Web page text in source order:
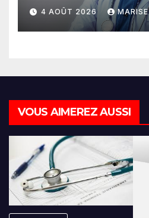
4 AOÛT 2026 MARISE
VOUS AIMEREZ AUSSI